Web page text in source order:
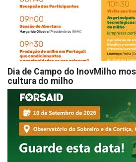
Dia de Campo do InovMilho
cultura do milho